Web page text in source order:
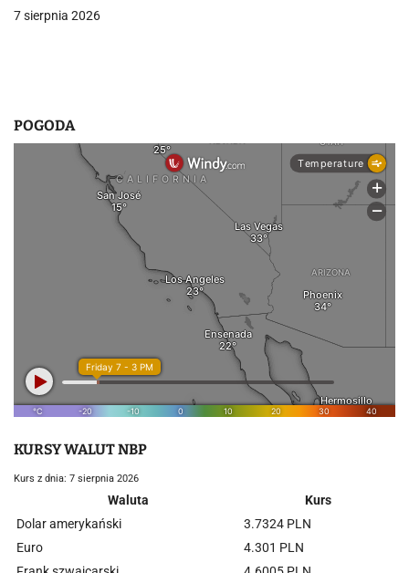
7 sierpnia 2026
POGODA
KURSY WALUT NBP
Kurs z dnia: 7 sierpnia 2026
Waluta
Kurs
Dolar amerykański
3.7324 PLN
Euro
4.301 PLN